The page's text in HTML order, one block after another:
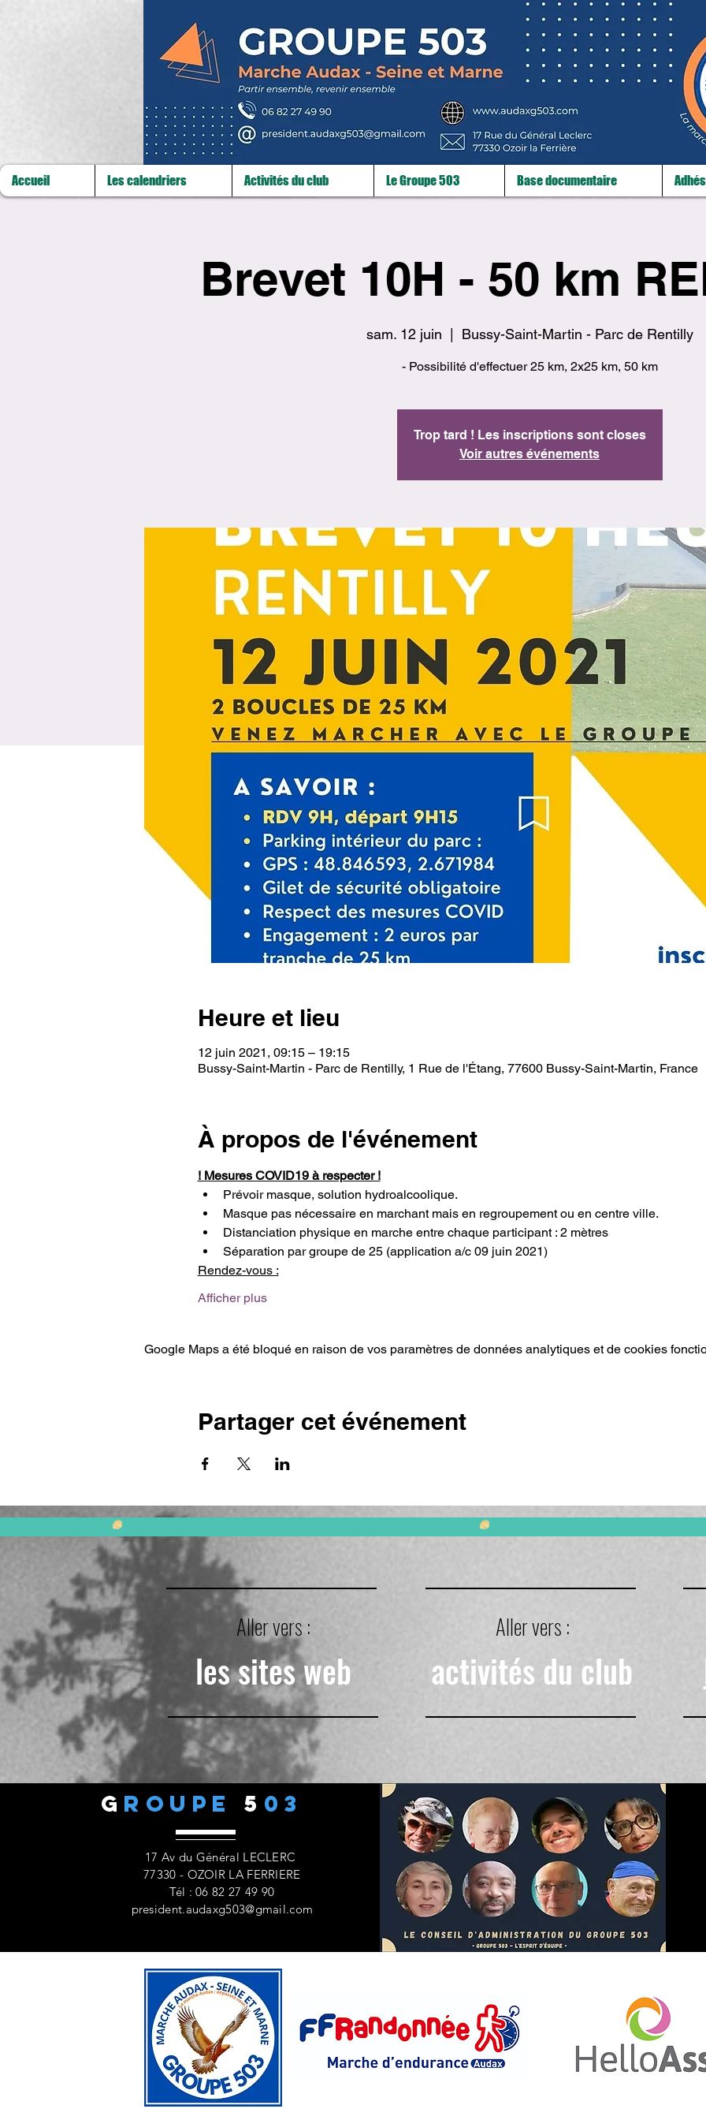
Accueil Les calendriers Activités du club Le Groupe 503 Base documentaire
Brevet 10H - 50 km
sam. 12 juin Bussy-Saint-Martin - Parc de Rentilly
- Possibilité d'effectuer 25 km, 2x25 km, 50 km
Trop tard ! Les inscriptions sont closes
Voir autres événements
Heure et lieu
12 juin 2021, 09:15 – 19:15
Bussy-Saint-Martin - Parc de Rentilly, 1 Rue de l'Étang, 77600 Bussy-Saint-Martin, France
À propos de l'événement
! Mesures COVID19 à respecter !
Prévoir masque, solution hydroalcoolique.
Masque pas nécessaire en marchant mais en regroupement ou en centre ville.
Distanciation physique en marche entre chaque participant : 2 mètres
Séparation par groupe de 25 (application a/c 09 juin 2021)
Rendez-vous :
Afficher plus
Google Maps a été bloqué en raison de vos paramètres de données analytiques et de cookies
Partager cet événement
Aller vers :
les sites web
Aller vers :
activités du club
G ROUPE5 03
17 Av du Général LECLERC
77330 - OZOIR LA FERRIERE
Tél : 06 82 27 49 90
president.audaxg503@gmail.com